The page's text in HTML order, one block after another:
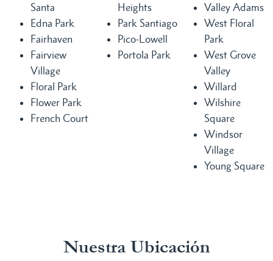
Santa
Edna Park
Fairhaven
Fairview
Village
Floral Park
Flower Park
French Court
Heights
Park Santiago
Pico-Lowell
Portola Park
Valley Adams
West Floral
Park
West Grove
Valley
Willard
Wilshire
Square
Windsor
Village
Young Square
Nuestra Ubicación